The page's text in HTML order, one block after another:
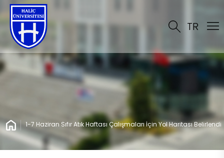
TR
1-7 Haziran Sıfır Atık Haftası Çalışmaları İçin Yol Haritası Belirlendi